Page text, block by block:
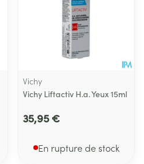
Vichy
Vichy Liftactiv H.a. Yeux 15ml
35,95 €
En rupture de stock